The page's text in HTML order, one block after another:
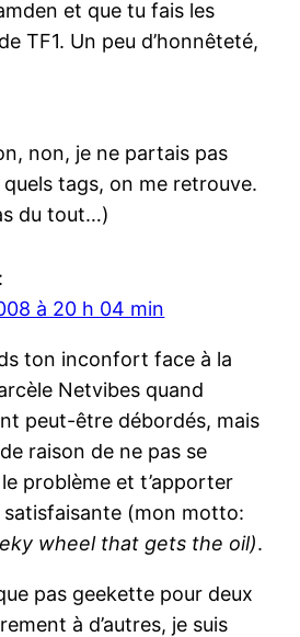
et que tu fais les
TF1. Un peu d’honnêteté,
non, je ne partais pas
tags, on me retrouve.
du tout…)
à 20 h 04 min
ton inconfort face à la
Netvibes quand
peut-être débordés, mais
raison de ne pas se
problème et t’apporter
satisfaisante (mon motto:
wheel that gets the oil).
pas geekette pour deux
à d’autres, je suis